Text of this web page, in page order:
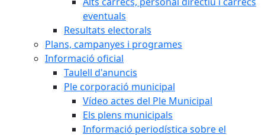
eventuals
Resultats electorals
Plans, campanyes i programes
Informació oficial
Taulell d'anuncis
Ple corporació municipal
Vídeo actes del Ple Municipal
Els plens municipals
Informació periodística sobre el